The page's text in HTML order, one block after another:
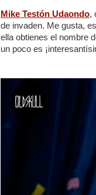
Mike Testón Udaondo,
de invaden. Me gusta,
ella obtienes el nombre
un poco es